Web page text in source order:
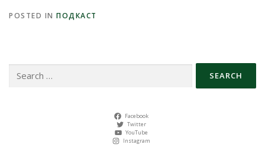
POSTED IN ПОДКАСТ
for:
Facebook
Twitter
YouTube
Instagram